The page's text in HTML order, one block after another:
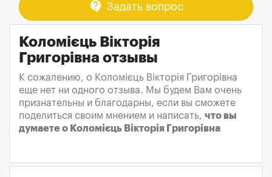
contact_support Задать вопрос
Коломієць Вікторія
Григорівна отзывы
К сожалению, о Коломієць Вікторія Григорівна
еще нет ни одного отзыва. Мы будем Вам очень
признательны и благодарны, если вы сможете
поделиться своим мнением и написать, что вы
думаете о Коломієць Вікторія Григорівна